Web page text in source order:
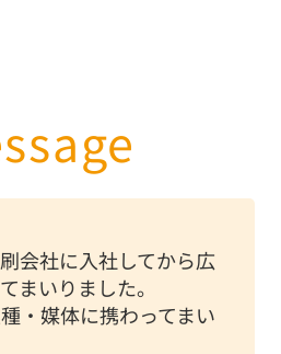
会社に入社してから広
まいりました。
・媒体に携わってまい